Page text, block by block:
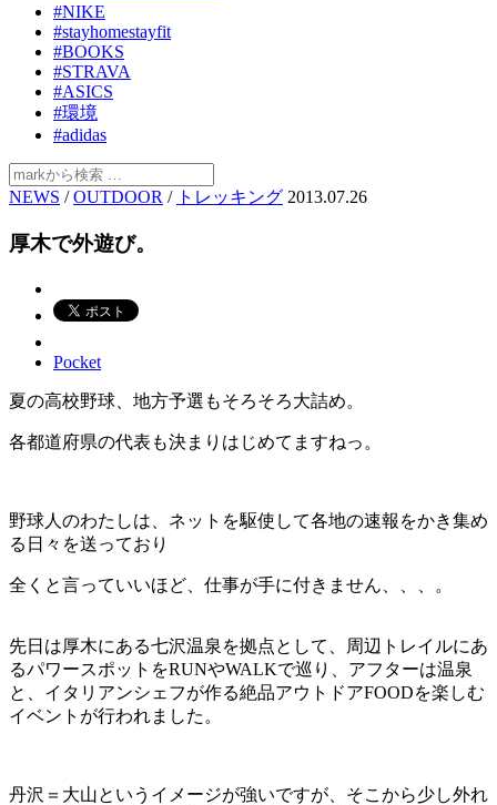
#NIKE
#stayhomestayfit
#BOOKS
#STRAVA
#ASICS
#環境
#adidas
NEWS /OUTDOOR / トレッキング 2013.07.26
厚木で外遊び。
Pocket
夏の高校野球、地方予選もそろそろ大詰め。
各都道府県の代表も決まりはじめてますねっ。
野球人のわたしは、ネットを駆使して各地の速報をかき集め
る日々を送っており
全くと言っていいほど、仕事が手に付きません、、、。
先日は厚木にある七沢温泉を拠点として、周辺トレイルにあ
るパワースポットをRUNやWALKで巡り、アフターは温泉
と、イタリアンシェフが作る絶品アウトドアFOODを楽しむ
イベントが行われました。
丹沢＝大山というイメージが強いですが、そこから少し外れ